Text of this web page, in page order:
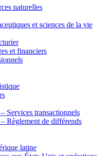
naturelles
et sciences de la vie
et financiers
Services transactionnels
Règlement de différends
latine